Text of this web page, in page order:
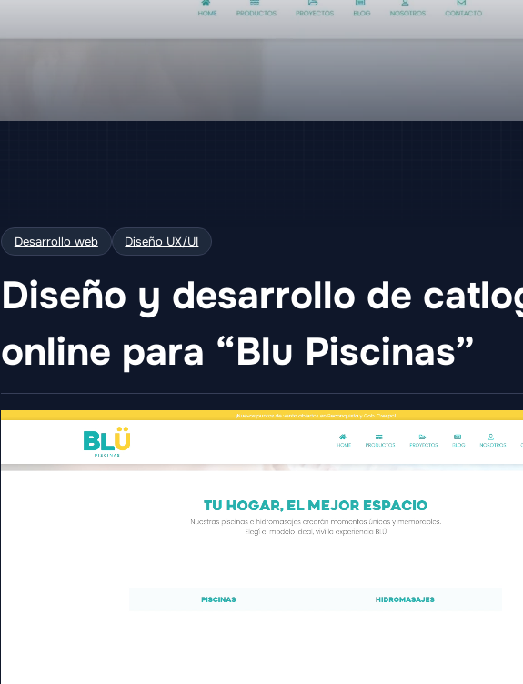
Desarrollo web Diseño UX/UI
Diseño y desarrollo de
online para “Blu Piscinas”